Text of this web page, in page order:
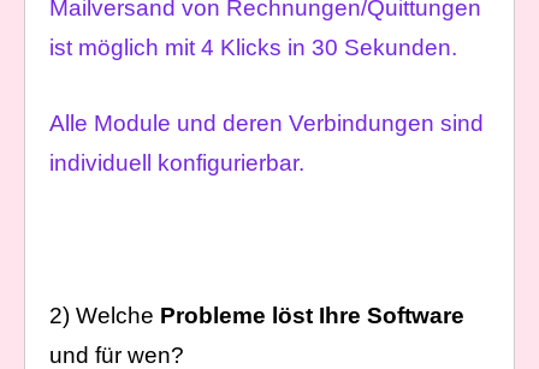
Mailversand von Rechnungen/Quittungen
ist möglich mit 4 Klicks in 30 Sekunden.
Alle Module und deren Verbindungen sind
individuell konfigurierbar.
2) Welche Probleme löst Ihre Software
und für wen?